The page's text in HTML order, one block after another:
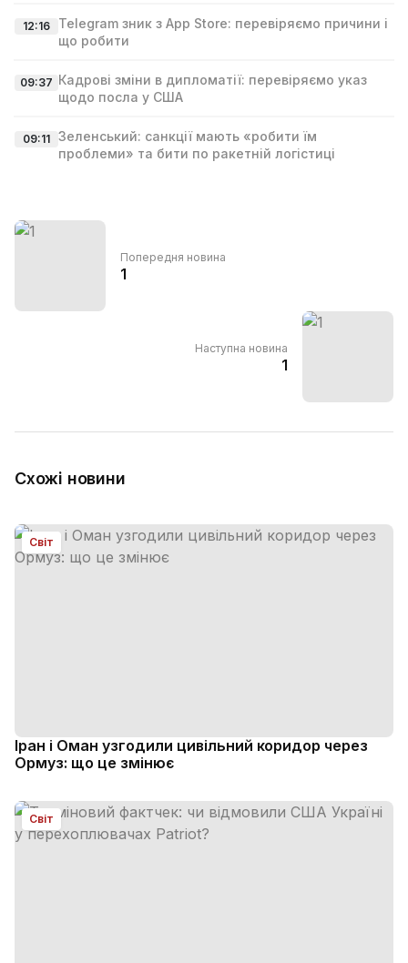
12:16
Telegram зник з App Store: перевіряємо причини і
що робити
09:37 Кадрові зміни в дипломатії: перевіряємо указ
щодо посла у США
09:11 Зеленський: санкції мають «робити їм
проблеми» та бити по ракетній логістиці
Попередня новина
1
Наступна новина
1
Схожі новини
Світ
Іран і Оман узгодили цивільний коридор через
Ормуз: що це змінює
Світ